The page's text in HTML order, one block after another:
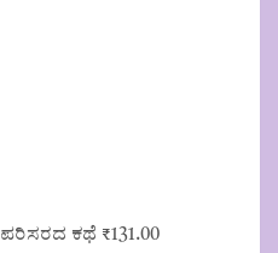
ಪರಿಸರದ ಕಥೆ ₹131.00